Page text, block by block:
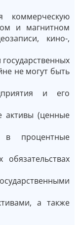
коммерческую
и магнитном
кино-,
не могут быть
и его
активы (ценные
в процентные
а также